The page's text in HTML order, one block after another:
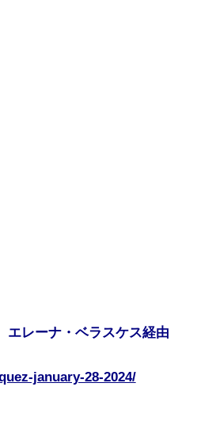
レーナ・ベラスケス経由
january-28-2024/